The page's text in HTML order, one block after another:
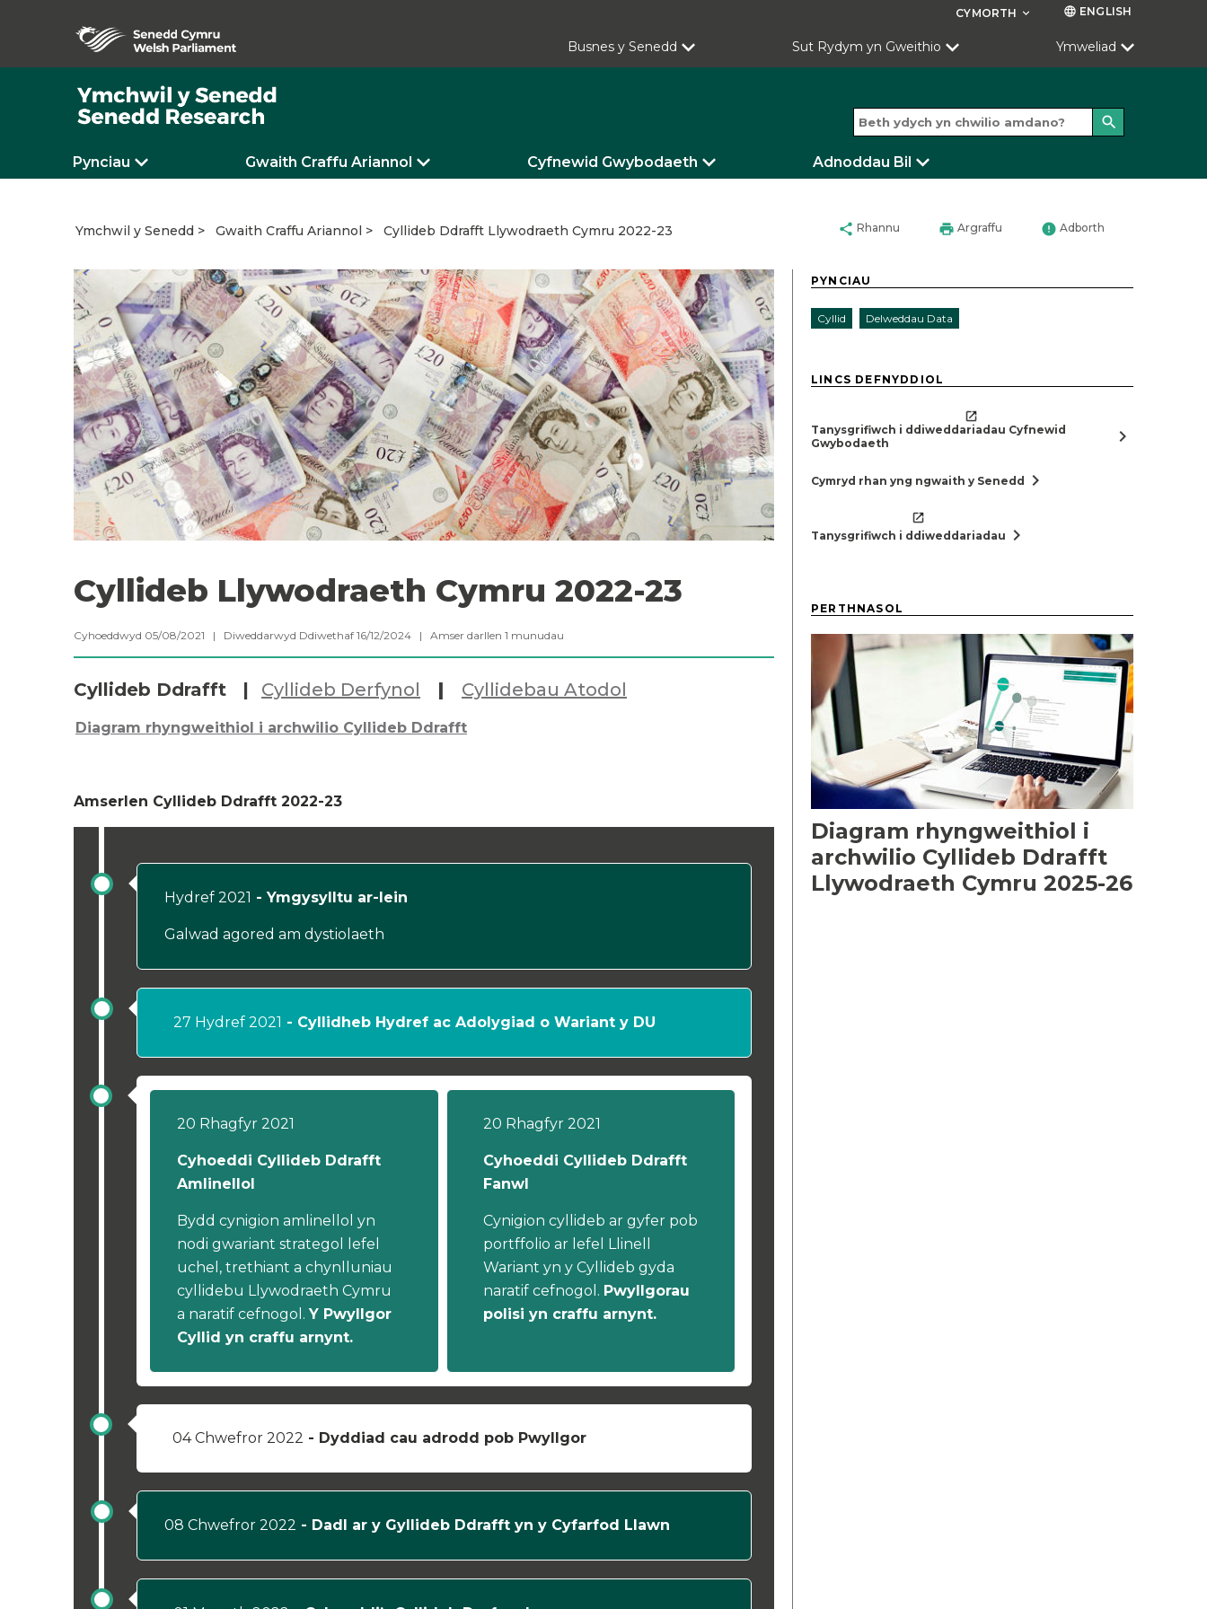
CYMORTH keyboard_arrow_down language ENGLISH
Busnes y Senedd Sut Rydym yn Gweithio Ymweliad
search
Pynciau Gwaith Craffu Ariannol Cyfnewid Gwybodaeth Adnoddau Bil
Ymchwil y Senedd Gwaith Craffu Ariannol Cyllideb Ddrafft Llywodraeth Cymru 2022-23 share Rhannu print Argraffu error Adborth
Cyllideb Llywodraeth Cymru 2022-23
Cyhoeddwyd 05/08/2021 | Diweddarwyd Ddiwethaf 16/12/2024 | Amser darllen 1 munudau
Cyllideb Ddrafft | Cyllideb Derfynol | Cyllidebau Atodol
Diagram rhyngweithiol i archwilio Cyllideb Ddrafft
Amserlen Cyllideb Ddrafft 2022-23
Hydref 2021 - Ymgysylltu ar-lein
Galwad agored am dystiolaeth
27 Hydref 2021 - Cyllidheb Hydref ac Adolygiad o Wariant y DU
20 Rhagfyr 2021
Cyhoeddi Cyllideb Ddrafft
Amlinellol
Bydd cynigion amlinellol yn
nodi gwariant strategol lefel
uchel, trethiant a chynlluniau
cyllidebu Llywodraeth Cymru
a naratif cefnogol. Y Pwyllgor
Cyllid yn craffu arnynt.
20 Rhagfyr 2021
Cyhoeddi Cyllideb Ddrafft
Fanwl
Cynigion cyllideb ar gyfer pob
portffolio ar lefel Llinell
Wariant yn y Cyllideb gyda
naratif cefnogol. Pwyllgorau
polisi yn craffu arnynt.
04 Chwefror 2022 - Dyddiad cau adrodd pob Pwyllgor
08 Chwefror 2022 - Dadl ar y Gyllideb Ddrafft yn y Cyfarfod Llawn
PYNCIAU
Cyllid Delweddau Data
LINCS DEFNYDDIOL
Tanysgrifiwch i ddiweddariadau Cyfnewid
Gwybodaeth
chevron_right
Cymryd rhan yng ngwaith y Senedd chevron_right
Tanysgrifiwch i ddiweddariadau chevron_right
PERTHNASOL
Diagram rhyngweithiol i
archwilio Cyllideb Ddrafft
Llywodraeth Cymru 2025-26